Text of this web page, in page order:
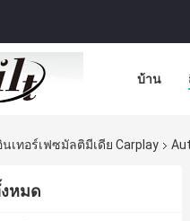
บ้าน
นเทอร์เฟซมัลติมีเดีย Carplay
หมด